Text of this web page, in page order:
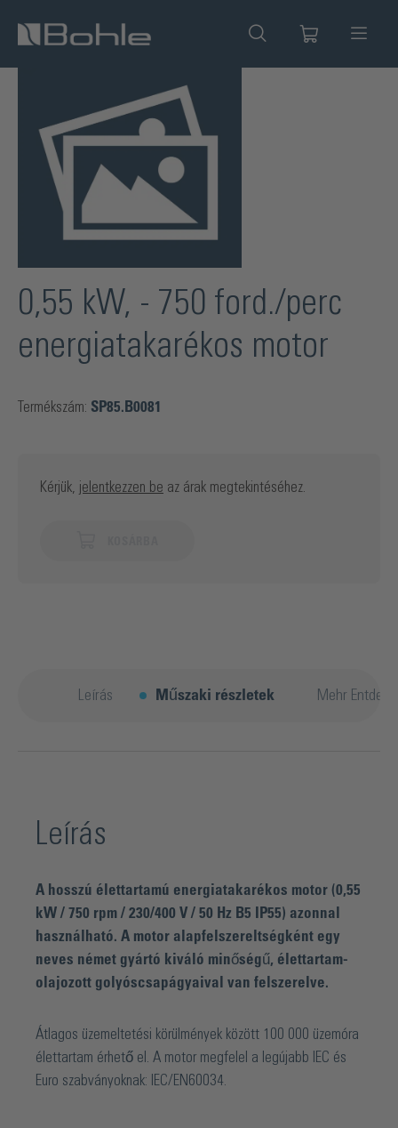
0,55 kW, - 750 ford./perc
energiatakarékos motor
Termékszám: SP85.B0081
Kérjük, jelentkezzen be az árak megtekintéséhez.
Leírás Műszaki részletek Mehr
Leírás
A hosszú élettartamú energiatakarékos motor (0,55
kW / 750 rpm / 230/400 V / 50 Hz B5 IP55) azonnal
használható. A motor alapfelszereltségként egy
neves német gyártó kiváló minőségű, élettartam-
olajozott golyóscsapágyaival van felszerelve.
Átlagos üzemeltetési körülmények között 100 000 üzemóra
élettartam érhető el. A motor megfelel a legújabb IEC és
Euro szabványoknak: IEC/EN60034.